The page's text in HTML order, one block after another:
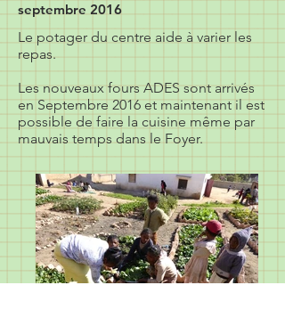
septembre 2016
Le potager du centre aide à varier les
repas.
Les nouveaux fours ADES sont arrivés
en Septembre 2016 et maintenant il est
possible de faire la cuisine même par
mauvais temps dans le Foyer.